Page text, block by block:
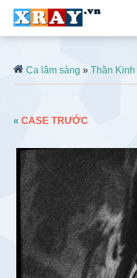
Ca lâm sàng »Thần Kinh
«CASE TRƯỚC